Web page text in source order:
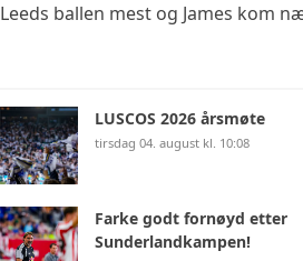
Leeds ballen mest og James kom
LUSCOS 2026 årsmøte
tirsdag 04. august kl. 10:08
Farke godt fornøyd etter
Sunderlandkampen!